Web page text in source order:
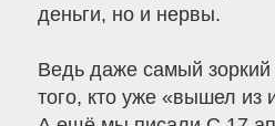
деньги, но и нервы.
Ведь даже самый
того, кто уже «вышел